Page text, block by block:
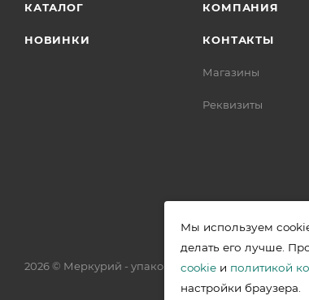
КАТАЛОГ
НОВИНКИ
КОМПАНИЯ
КОНТАКТЫ
Магазины
Реквизиты
2026 © Меркурий - упаковочная продукция от
Мы используем
делать его лучше.
cookieи политикой
настройки браузера.